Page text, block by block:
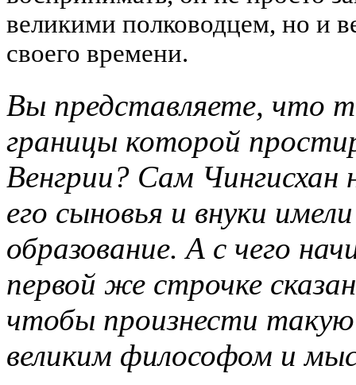
великими полководцем, но и
своего времени.
Вы представляете, что
границы которой
Венгрии? Сам Чингисхан
его сыновья и внуки
образование. А с чего
первой же строчке
чтобы произнести
великим философом и